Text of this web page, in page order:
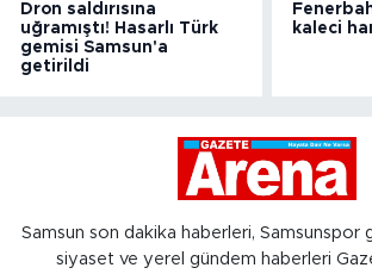
Dron saldırısına
uğramıştı! Hasarlı Türk
gemisi Samsun'a
getirildi
kaleci
Samsun son dakika haberleri, Samsunspor
siyaset ve yerel gündem haberleri